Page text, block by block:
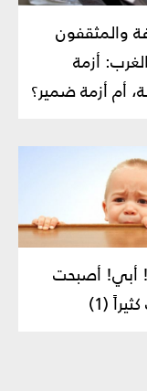
والمثقفون
أزمة
أم أزمة ضمير؟
أبي! أصبحت
(1)